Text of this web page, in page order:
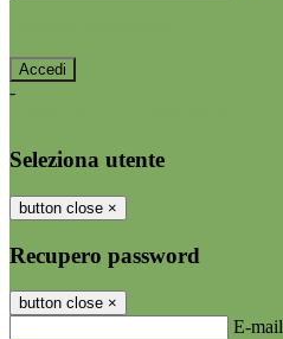
-
Seleziona utente
button close ×
Recupero password
button close ×
E-mail